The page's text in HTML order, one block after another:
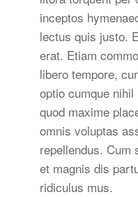
inceptos
lectus quis justo.
erat. Etiam
libero tempore,
optio cumque
quod maxime
omnis voluptas
repellendus. Cum
et magnis dis
ridiculus mus.